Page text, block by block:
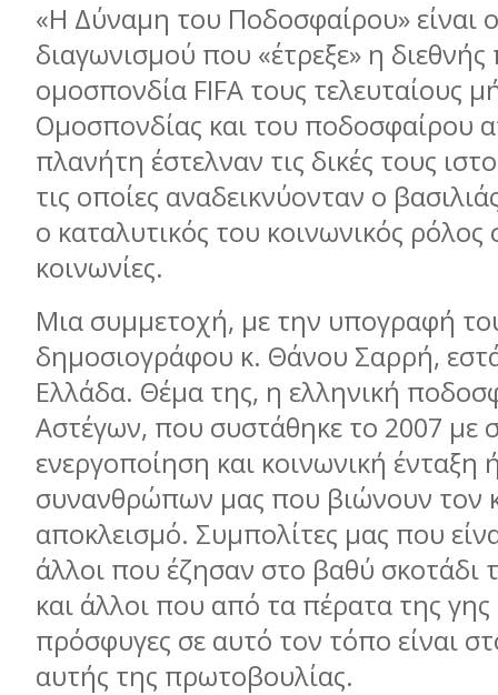
«Η Δύναμη του Ποδοσφαίρου» είναι ο
διαγωνισμού που «έτρεξε» η
ομοσπονδία FIFA τους τελευταίους
Ομοσπονδίας και του ποδοσφαίρου
πλανήτη έστελναν τις δικές τους
τις οποίες αναδεικνύονταν ο
ο καταλυτικός του κοινωνικός ρόλος
κοινωνίες.
Μια συμμετοχή, με την υπογραφή
δημοσιογράφου κ. Θάνου Σαρρή,
Ελλάδα. Θέμα της, η ελληνική
Αστέγων, που συστάθηκε το 2007 με
ενεργοποίηση και κοινωνική ένταξη
συνανθρώπων μας που βιώνουν τον
αποκλεισμό. Συμπολίτες μας που
άλλοι που έζησαν στο βαθύ σκοτάδι
και άλλοι που από τα πέρατα της
πρόσφυγες σε αυτό τον τόπο είναι
αυτής της πρωτοβουλίας.